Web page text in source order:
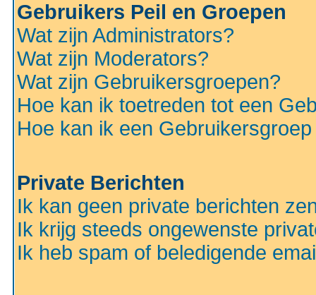
Gebruikers Peil en Groepen
Wat zijn Administrators?
Wat zijn Moderators?
Wat zijn Gebruikersgroepen?
Hoe kan ik toetreden tot een
Hoe kan ik een
Private Berichten
Ik kan geen private berichten
Ik krijg steeds ongewenste
Ik heb spam of beledigende